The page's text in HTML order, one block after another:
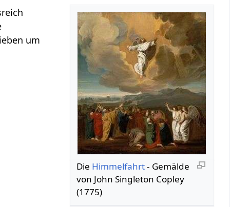
Die Himmelfahrt- Gemälde
von John Singleton Copley
(1775)
um